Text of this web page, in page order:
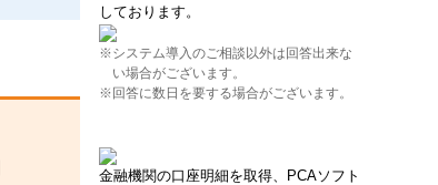
しております。
※システム導入のご相談以外は回答出来な
い場合がございます。
※回答に数日を要する場合がございます。
金融機関の口座明細を取得、PCAソフト